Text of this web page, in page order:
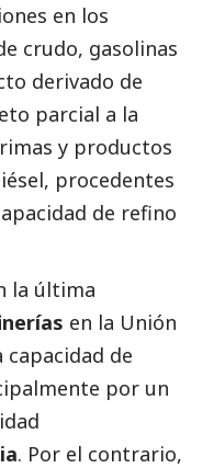
en los
crudo, gasolinas
derivado de
parcial a la
y productos
procedentes
de refino
la última
en la Unión
capacidad de
por un
. Por el contrario,